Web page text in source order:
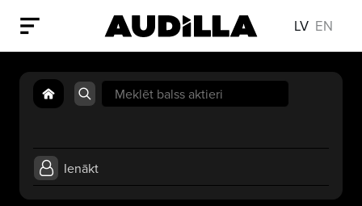
LV EN
Search
for:
Ienākt